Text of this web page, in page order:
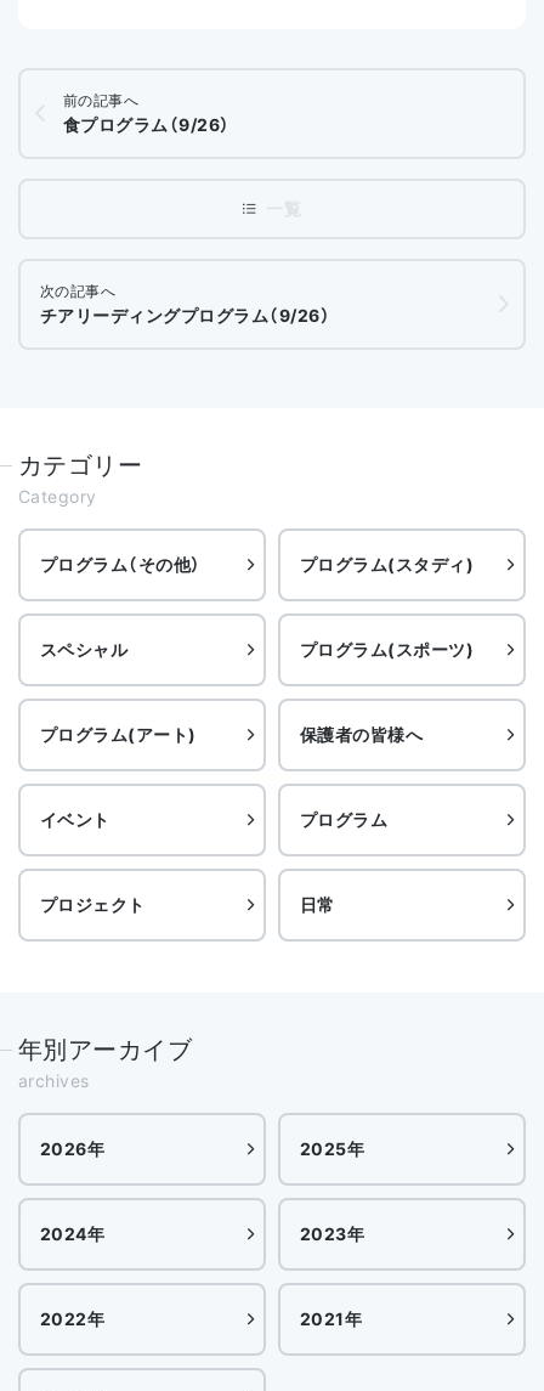
前の記事へ
食プログラム（9/26）
次の記事へ
チアリーディングプログラム（9/26）
カテゴリー
Category
プログラム（その他） プログラム(スタディ)
スペシャル プログラム(スポーツ)
プログラム(アート) 保護者の皆様へ
イベント プログラム
プロジェクト 日常
年別アーカイブ
archives
2026年 2025年
2024年 2023年
2022年 2021年